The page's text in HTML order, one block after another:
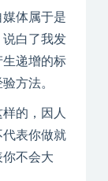
体属于是
说白了我发
生递增的标
方法。
的，因人
代表你做就
不会大